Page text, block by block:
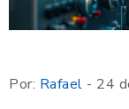
Por: Rafael - 24